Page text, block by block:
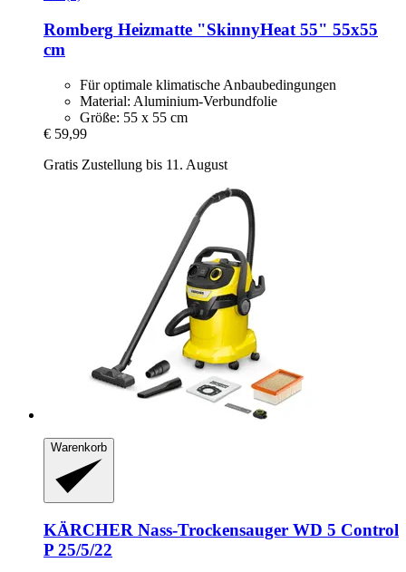
Romberg Heizmatte "SkinnyHeat 55" 55x55
cm
Für optimale klimatische Anbaubedingungen
Material: Aluminium-Verbundfolie
Größe: 55 x 55 cm
€ 59,99
Gratis Zustellung bis 11. August
Warenkorb
KÄRCHER Nass-​Trockensauger WD 5 Control
P 25/5/22